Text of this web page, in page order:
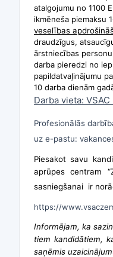
atalgojumu no 1100
ikmēneša piemaksu
veselības
draudzīgus,
ārstniecības
darba pieredzi no
papildatvaļinājumu
10 darba dienām
Darba vieta:
Profesionālās
uz e-pastu:
Piesakot savu
aprūpes centram
sasniegšanai ir
https://
Informējam, ka
tiem kandidātiem,
saņēmis